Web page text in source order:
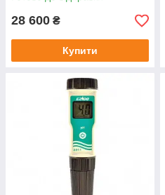
28 600 ₴
Купити